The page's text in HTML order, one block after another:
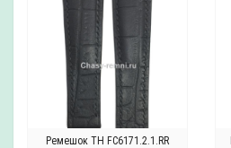
Ремешок TH FC6171.2.1.RR